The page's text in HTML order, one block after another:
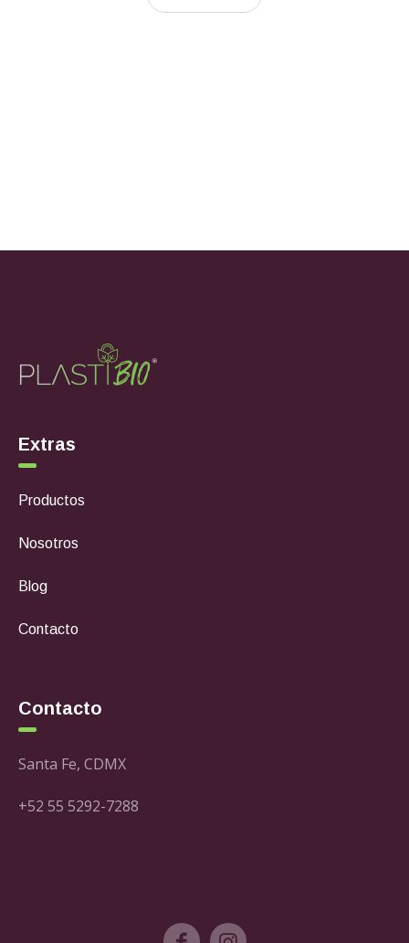
Extras
Productos
Nosotros
Blog
Contacto
Contacto
Santa Fe, CDMX
+52 55 5292-7288